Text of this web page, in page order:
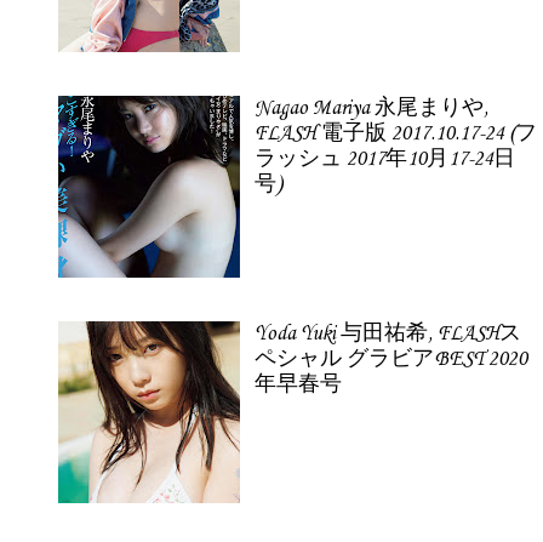
Nagao Mariya 永尾まりや,
FLASH 電子版 2017.10.17-24 (フ
ラッシュ 2017年10月17-24日
号)
Yoda Yuki 与田祐希, FLASHス
ペシャル グラビアBEST 2020
年早春号